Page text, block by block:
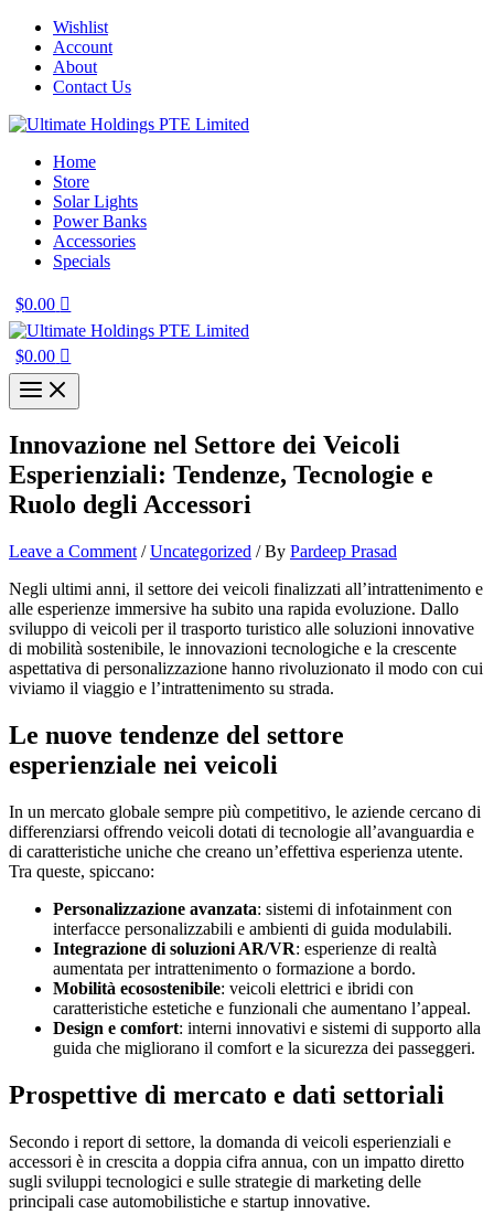
Skip
content
Wishlist
Account
About
Contact Us
Home
Store
Solar Lights
Power Banks
Accessories
Specials
$0.00
$0.00
Innovazione nel Settore dei Veicoli
Esperienziali: Tendenze, Tecnologie e
Ruolo degli Accessori
Leave a Comment /Uncategorized / By Pardeep Prasad
Negli ultimi anni, il settore dei veicoli finalizzati all’intrattenimento e
alle esperienze immersive ha subito una rapida evoluzione. Dallo
sviluppo di veicoli per il trasporto turistico alle soluzioni innovative
di mobilità sostenibile, le innovazioni tecnologiche e la crescente
aspettativa di personalizzazione hanno rivoluzionato il modo con cui
viviamo il viaggio e l’intrattenimento su strada.
Le nuove tendenze del settore
esperienziale nei veicoli
In un mercato globale sempre più competitivo, le aziende cercano di
differenziarsi offrendo veicoli dotati di tecnologie all’avanguardia e
di caratteristiche uniche che creano un’effettiva esperienza utente.
Tra queste, spiccano:
Personalizzazione avanzata: sistemi di infotainment con
interfacce personalizzabili e ambienti di guida modulabili.
Integrazione di soluzioni AR/VR: esperienze di realtà
aumentata per intrattenimento o formazione a bordo.
Mobilità ecosostenibile: veicoli elettrici e ibridi con
caratteristiche estetiche e funzionali che aumentano l’appeal.
Design e comfort: interni innovativi e sistemi di supporto alla
guida che migliorano il comfort e la sicurezza dei passeggeri.
Prospettive di mercato e dati settoriali
Secondo i report di settore, la domanda di veicoli esperienziali e
accessori è in crescita a doppia cifra annua, con un impatto diretto
sugli sviluppi tecnologici e sulle strategie di marketing delle
principali case automobilistiche e startup innovative.